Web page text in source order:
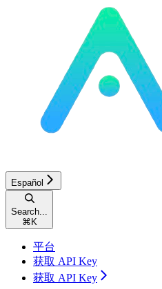
Español
Search...
⌘ K
平台
获取 API Key
获取 API Key